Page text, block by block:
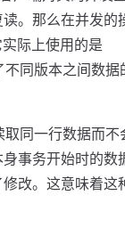
。那么在并发的
际上使用的是
同版本之间数据
同一行数据而不
事务开始时的数
改。这意味着这